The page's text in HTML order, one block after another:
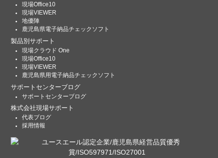
現場Office10
現場VIEWER
地優陣
鹿児島県電子納品チェックソフト
製品別サポート
現場クラウド One
現場Office10
現場VIEWER
鹿児島県用電子納品チェックソフト
サポートセンターブログ
サポートセンターブログ
株式会社現場サポート
代表ブログ
採用情報